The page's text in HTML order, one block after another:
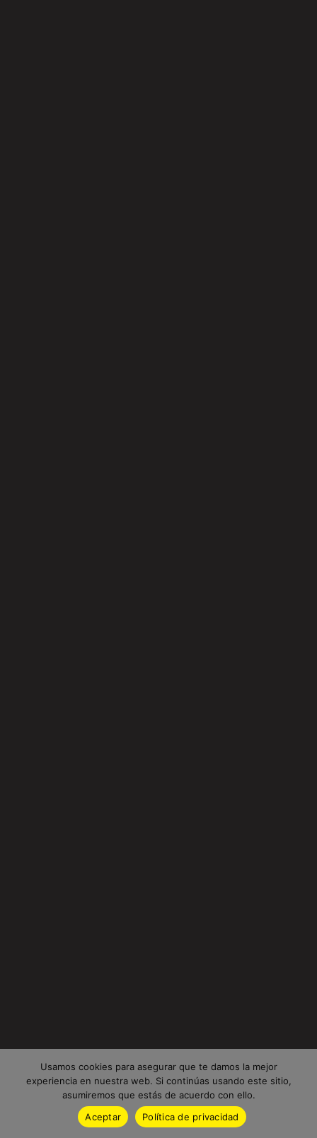
Usamos cookies para asegurar que te damos la mejor
experiencia en nuestra web. Si continúas usando este sitio,
asumiremos que estás de acuerdo con ello.
Aceptar
Política de privacidad